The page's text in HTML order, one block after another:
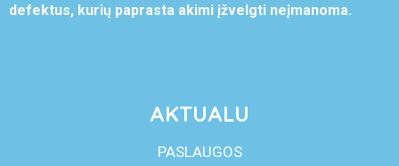
defektus, kurių paprasta akimi įžvelgti neįmanoma.
AKTUALU
PASLAUGOS